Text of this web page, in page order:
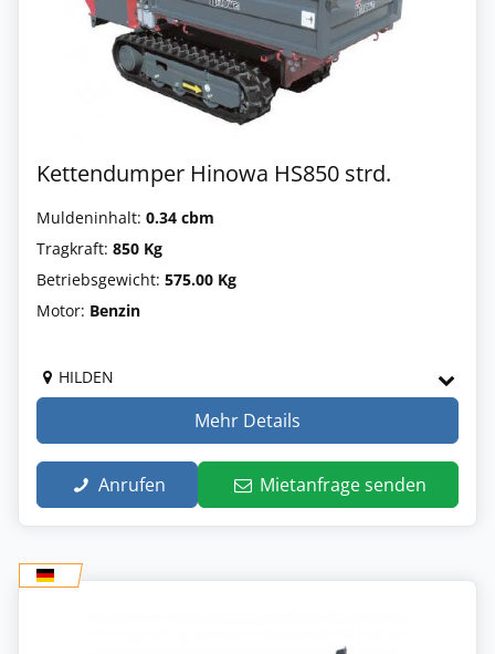
Kettendumper Hinowa HS850 strd.
Muldeninhalt: 0.34 cbm
Tragkraft: 850 Kg
Betriebsgewicht: 575.00 Kg
Motor: Benzin
HILDEN
Mehr Details
Anrufen Mietanfrage senden